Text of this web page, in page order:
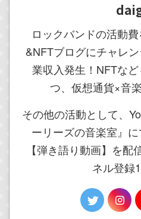
ロックバンドの活動
&NFTブログにチャレ
業収入発生！NFTな
つ、仮想通貨×音
その他の活動として、
ーリーズの音楽室』
【弾き語り動画】を
ネル登録